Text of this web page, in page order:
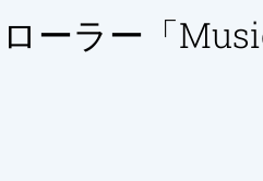
ーラー「